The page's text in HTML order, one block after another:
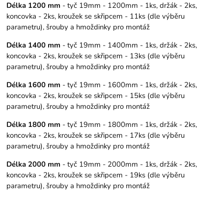
Délka 1200 mm - tyč 19mm - 1200mm - 1ks, držák - 2ks,
koncovka - 2ks, kroužek se skřipcem - 11ks (dle výběru
parametru), šrouby a hmoždinky pro montáž
Délka 1400 mm - tyč 19mm - 1400mm - 1ks, držák - 2ks,
koncovka - 2ks, kroužek se skřipcem - 13ks (dle výběru
parametru), šrouby a hmoždinky pro montáž
Délka 1600 mm - tyč 19mm - 1600mm - 1ks, držák - 2ks,
koncovka - 2ks, kroužek se skřipcem - 15ks (dle výběru
parametru), šrouby a hmoždinky pro montáž
Délka 1800 mm - tyč 19mm - 1800mm - 1ks, držák - 2ks,
koncovka - 2ks, kroužek se skřipcem - 17ks (dle výběru
parametru), šrouby a hmoždinky pro montáž
Délka 2000 mm - tyč 19mm - 2000mm - 1ks, držák - 2ks,
koncovka - 2ks, kroužek se skřipcem - 19ks (dle výběru
parametru), šrouby a hmoždinky pro montáž